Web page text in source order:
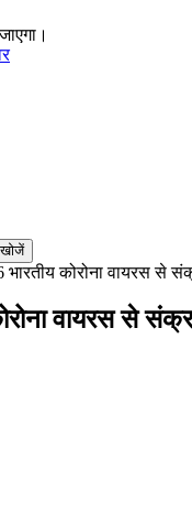
भारतीय कोरोना वायरस से
वायरस से